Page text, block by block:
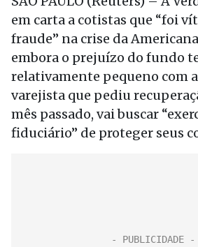
em carta a cotistas que “foi
fraude” na crise da
embora o prejuízo do fundo
relativamente pequeno com
varejista que pediu
mês passado, vai buscar
fiduciário” de proteger seus